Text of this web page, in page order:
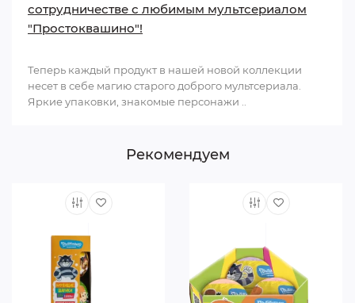
сотрудничестве с любимым мультсериалом
"Простоквашино"!
Теперь каждый продукт в нашей новой коллекции
несет в себе магию старого доброго мультсериала.
Яркие упаковки, знакомые персонажи ..
Рекомендуем